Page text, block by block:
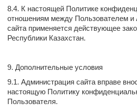
8.4. К настоящей Политике
отношениям между Пользователем и
сайта применяется действующее
Республики Казахстан.
9. Дополнительные условия
9.1. Администрация сайта вправе
настоящую Политику
Пользователя.